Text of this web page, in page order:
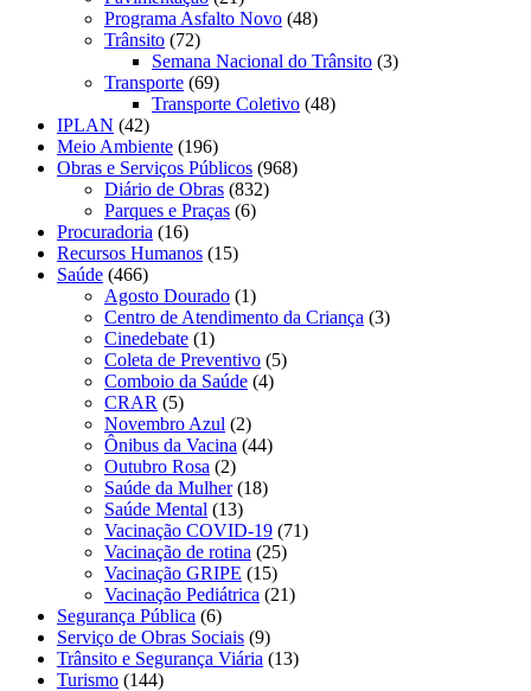
Programa Asfalto Novo (48)
Trânsito (72)
Semana Nacional do Trânsito (3)
Transporte (69)
Transporte Coletivo (48)
IPLAN (42)
Meio Ambiente (196)
Obras e Serviços Públicos (968)
Diário de Obras (832)
Parques e Praças (6)
Procuradoria (16)
Recursos Humanos (15)
Saúde (466)
Agosto Dourado (1)
Centro de Atendimento da Criança (3)
Cinedebate (1)
Coleta de Preventivo (5)
Comboio da Saúde (4)
CRAR (5)
Novembro Azul (2)
Ônibus da Vacina (44)
Outubro Rosa (2)
Saúde da Mulher(18)
Saúde Mental (13)
Vacinação COVID-19 (71)
Vacinação de rotina (25)
Vacinação GRIPE (15)
Vacinação Pediátrica (21)
Segurança Pública (6)
Serviço de Obras Sociais (9)
Trânsito e Segurança Viária (13)
Turismo (144)